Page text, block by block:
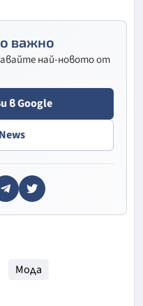
важно
най-новото от
в Google
Мода